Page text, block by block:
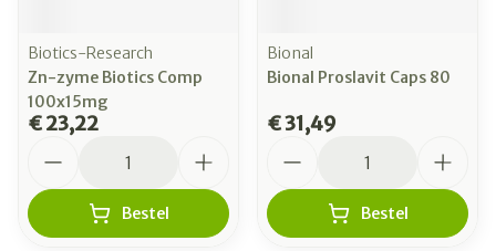
Biotics-Research
Zn-zyme Biotics Comp
100x15mg
€ 23,22
Bestel
Bional
Bional Proslavit Caps 80
€ 31,49
Bestel